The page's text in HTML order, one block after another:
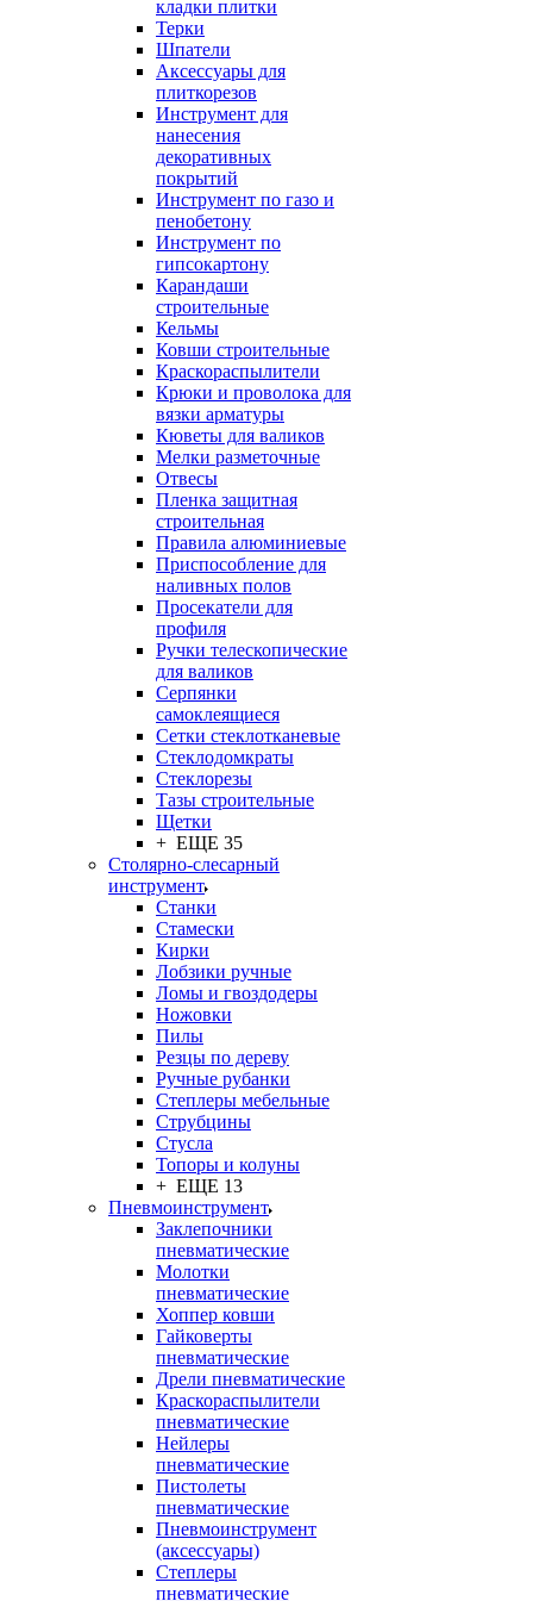
кладки плитки
Терки
Шпатели
Аксессуары для
плиткорезов
Инструмент для
нанесения
декоративных
покрытий
Инструмент по газо и
пенобетону
Инструмент по
гипсокартону
Карандаши
строительные
Кельмы
Ковши строительные
Краскораспылители
Крюки и проволока для
вязки арматуры
Кюветы для валиков
Мелки разметочные
Отвесы
Пленка защитная
строительная
Правила алюминиевые
Приспособление для
наливных полов
Просекатели для
профиля
Ручки телескопические
для валиков
Серпянки
самоклеящиеся
Сетки стеклотканевые
Стеклодомкраты
Стеклорезы
Тазы строительные
Щетки
+ ЕЩЕ 35
Столярно-слесарный
инструмент
Станки
Стамески
Кирки
Лобзики ручные
Ломы и гвоздодеры
Ножовки
Пилы
Резцы по дереву
Ручные рубанки
Степлеры мебельные
Струбцины
Стусла
Топоры и колуны
+ ЕЩЕ 13
Пневмоинструмент
Заклепочники
пневматические
Молотки
пневматические
Хоппер ковши
Гайковерты
пневматические
Дрели пневматические
Краскораспылители
пневматические
Нейлеры
пневматические
Пистолеты
пневматические
Пневмоинструмент
(аксессуары)
Степлеры
пневматические